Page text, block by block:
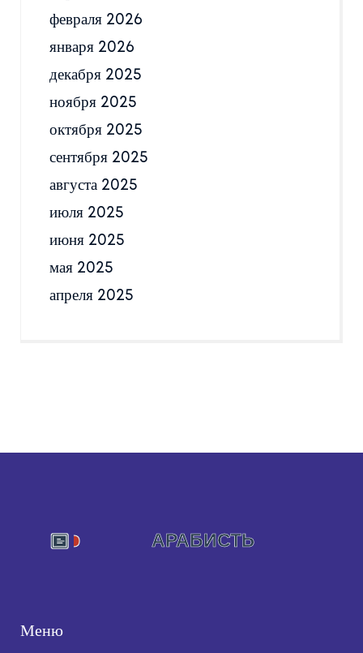
февраля 2026
января 2026
декабря 2025
ноября 2025
октября 2025
сентября 2025
августа 2025
июля 2025
июня 2025
мая 2025
апреля 2025
Меню